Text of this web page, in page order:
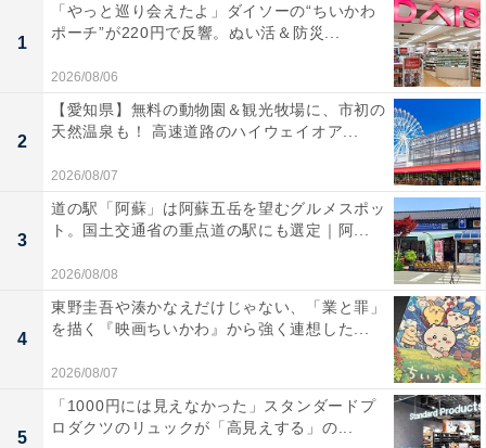
1
「やっと巡り会えたよ」ダイソーの“ちいかわ
ポーチ”が220円で反響。ぬい活＆防災...
2026/08/06
2
【愛知県】無料の動物園＆観光牧場に、市初の
天然温泉も！ 高速道路のハイウェイオア...
2026/08/07
3
道の駅「阿蘇」は阿蘇五岳を望むグルメスポッ
ト。国土交通省の重点道の駅にも選定｜阿...
2026/08/08
4
東野圭吾や湊かなえだけじゃない、「業と罪」
を描く『映画ちいかわ』から強く連想した...
2026/08/07
5
「1000円には見えなかった」スタンダードプ
ロダクツのリュックが「高見えする」の...